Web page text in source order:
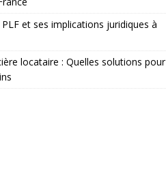
et ses implications juridiques à
locataire : Quelles solutions pour